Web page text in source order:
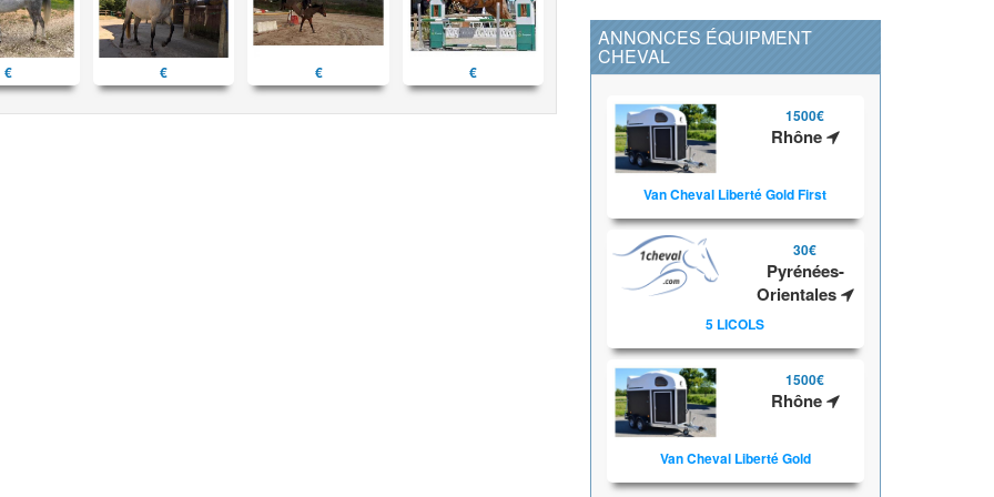
€ € € €
ANNONCES ÉQUIPMENT
CHEVAL
1500€
Rhône
Van Cheval Liberté Gold First
30€
Pyrénées-
Orientales
5 LICOLS
1500€
Rhône
Van Cheval Liberté Gold